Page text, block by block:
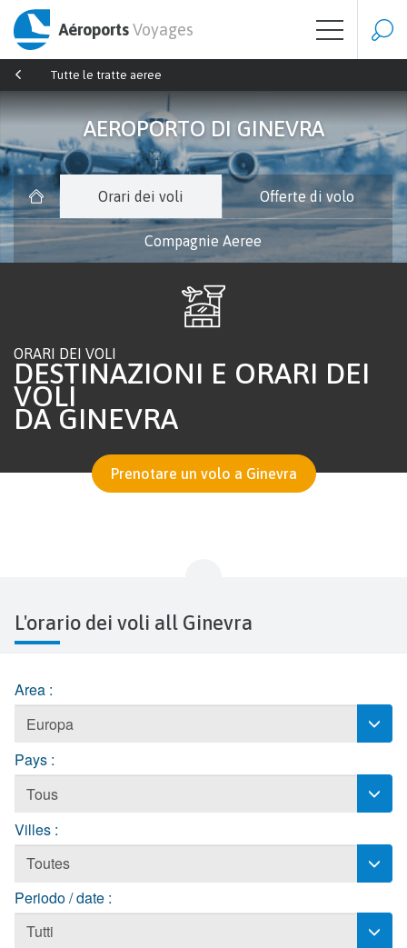
AéroportsVoyages
Tutte le tratte aeree
AEROPORTO DI GINEVRA
Orari dei voli Offerte di volo
Compagnie Aeree
ORARI DEI VOLI
DESTINAZIONI E ORARI DEI
VOLI
DA GINEVRA
Prenotare un volo a Ginevra
L'orario dei voli all Ginevra